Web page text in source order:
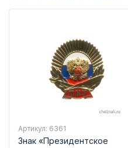
Артикул: 6361
Знак «Президентское